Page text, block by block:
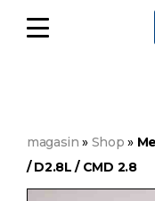
magasin » Shop »
/ D2.8L / CMD 2.8